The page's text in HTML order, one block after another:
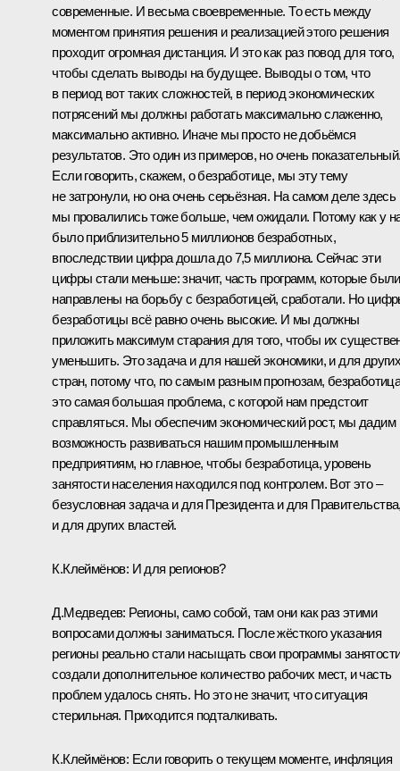
современные. И весьма своевременные. То есть между
моментом принятия решения и реализацией этого решения
проходит огромная дистанция. И это как раз повод для того,
чтобы сделать выводы на будущее. Выводы о том, что
в период вот таких сложностей, в период экономических
потрясений мы должны работать максимально слаженно,
максимально активно. Иначе мы просто не добьёмся
результатов. Это один из примеров, но очень
Если говорить, скажем, о безработице, мы эту тему
не затронули, но она очень серьёзная. На самом деле здесь
мы провалились тоже больше, чем ожидали. Потому как у
было приблизительно 5 миллионов безработных,
впоследствии цифра дошла до 7,5 миллиона. Сейчас эти
цифры стали меньше: значит, часть программ, которые были
направлены на борьбу с безработицей, сработали. Но
безработицы всё равно очень высокие. И мы должны
приложить максимум старания для того, чтобы их
уменьшить. Это задача и для нашей экономики, и для
стран, потому что, по самым разным прогнозам,
это самая большая проблема, с которой нам предстоит
справляться. Мы обеспечим экономический рост, мы дадим
возможность развиваться нашим промышленным
предприятиям, но главное, чтобы безработица, уровень
занятости населения находился под контролем. Вот это –
безусловная задача и для Президента и для
и для других властей.
К.Клеймёнов: И для регионов?
Д.Медведев: Регионы, само собой, там они как раз этими
вопросами должны заниматься. После жёсткого указания
регионы реально стали насыщать свои программы
создали дополнительное количество рабочих мест, и часть
проблем удалось снять. Но это не значит, что ситуация
стерильная. Приходится подталкивать.
К.Клеймёнов: Если говорить о текущем моменте, инфляция